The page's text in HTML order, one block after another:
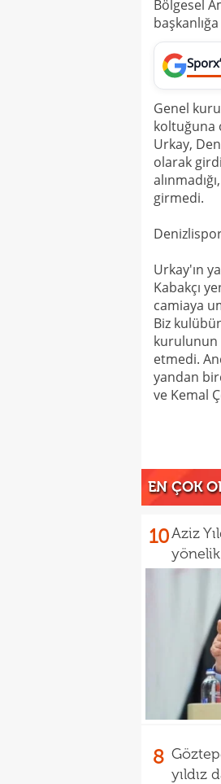
Bölgesel
Genel
koltuğuna
Urkay,
olarak
girmedi.
Urkay'ın
Kabakçı
camiaya
Biz
kurulunun
etmedi.
yandan
ve Kemal
EN ÇOK
10Aziz
8
yıldız